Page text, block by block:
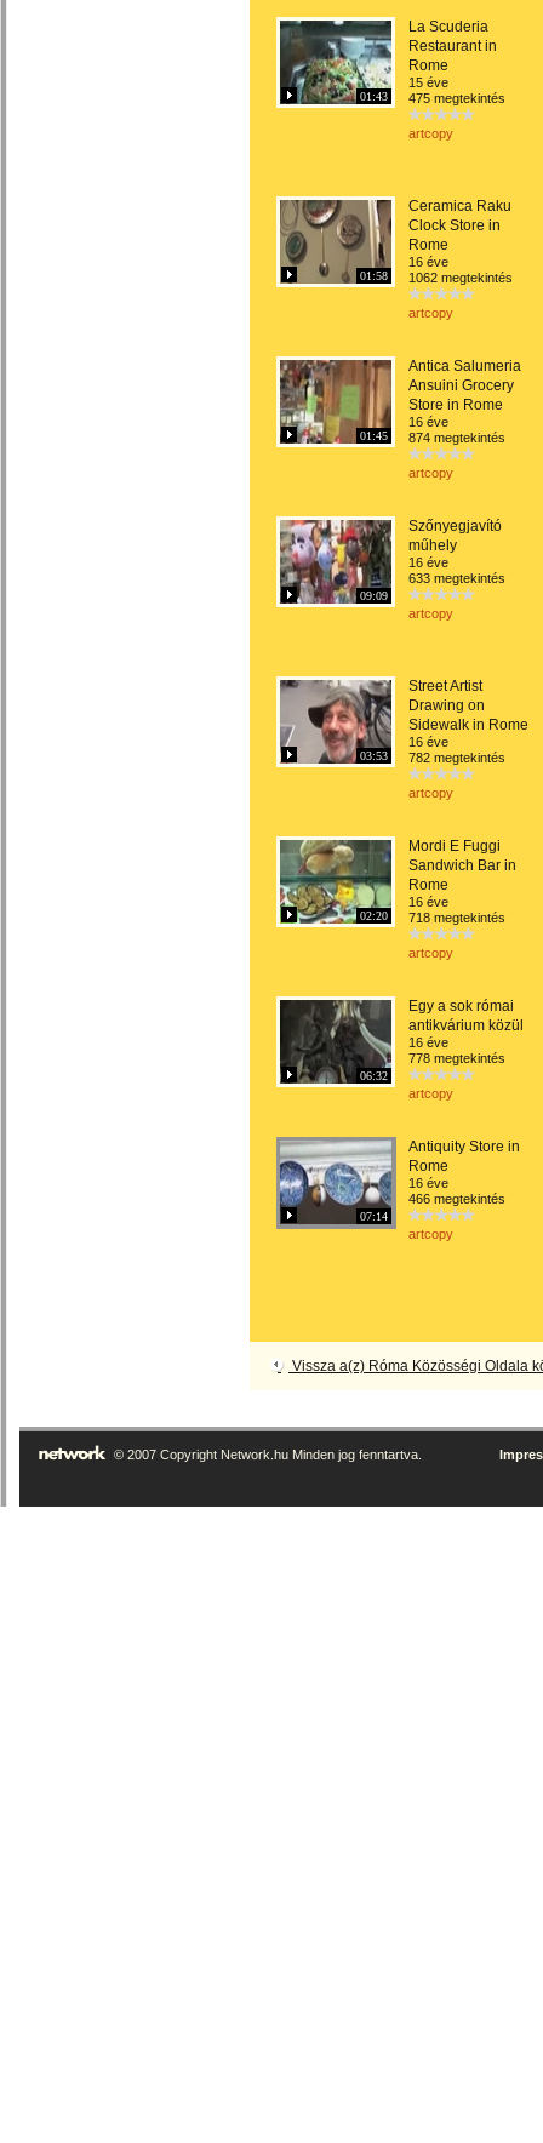
01:43
La Scuderia
Restaurant in
Rome
15 éve
475 megtekintés
artcopy
01:58
Ceramica Raku
Clock Store in
Rome
16 éve
1062 megtekintés
artcopy
01:45
Antica Salumeria
Ansuini Grocery
Store in Rome
16 éve
874 megtekintés
artcopy
09:09
Szőnyegjavító
műhely
16 éve
633 megtekintés
artcopy
03:53
Street Artist
Drawing on
Sidewalk in Rome
16 éve
782 megtekintés
artcopy
02:20
Mordi E Fuggi
Sandwich Bar in
Rome
16 éve
718 megtekintés
artcopy
06:32
Egy a sok római
antikvárium közül
16 éve
778 megtekintés
artcopy
07:14
Antiquity Store in
Rome
16 éve
466 megtekintés
artcopy
Vissza a(z) Róma Közösségi Oldala
© 2007 Copyright Network.hu Minden jog fenntartva.